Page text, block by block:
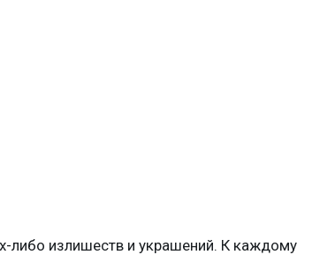
либо излишеств и украшений. К каждому